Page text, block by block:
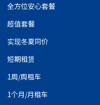
全方位安心套餐
超值套餐
实现冬夏同价
短期租赁
1周/周租车
1个月/月租车